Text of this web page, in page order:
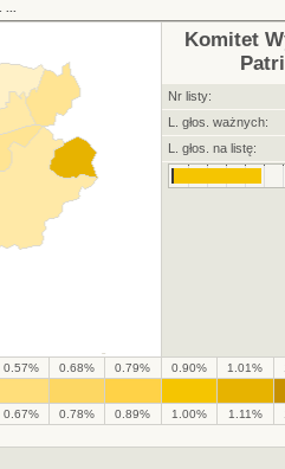
Komitet
Nr listy:
L. głos. ważnych:
L. głos. na listę:
0.57% 0.68% 0.79% 0.90% 1.01%
0.67% 0.78% 0.89% 1.00% 1.11%